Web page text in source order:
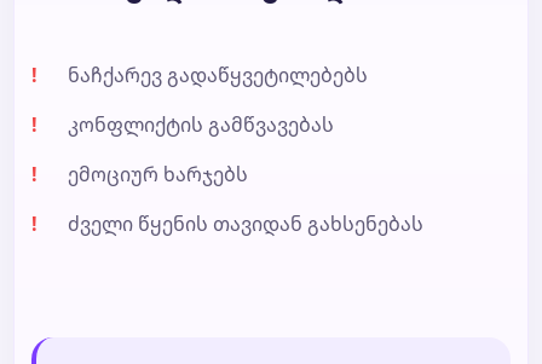
ნაჩქარევ გადაწყვეტილებებს
კონფლიქტის გამწვავებას
ემოციურ ხარჯებს
ძველი წყენის თავიდან გახსენებას